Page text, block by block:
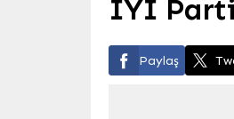
İYİ
Paylaş